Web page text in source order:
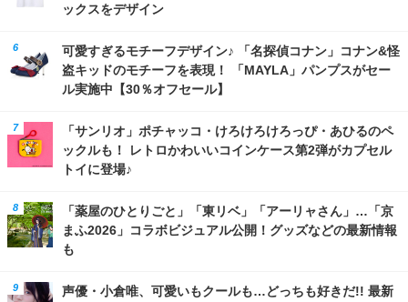
ックスをデザイン
可愛すぎるモチーフデザイン♪ 「名探偵コナン」コナン&怪
盗キッドのモチーフを表現！ 「MAYLA」パンプスがセー
ル実施中【30％オフセール】
「サンリオ」ポチャッコ・けろけろけろっぴ・あひるのペ
ックルも！ レトロかわいいコインケース第2弾がカプセル
トイに登場♪
「薬屋のひとりごと」「東リベ」「アーリャさん」…「京
まふ2026」コラボビジュアル公開！グッズなどの最新情報
も
声優・小倉唯、可愛いもクールも…どっちも好きだ!! 最新